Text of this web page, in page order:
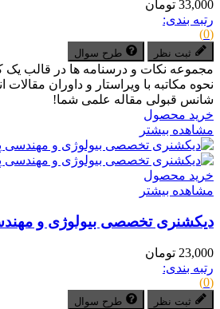
33,000 تومان
رتبه بندی:
(0)
ثبت نظر طرح سوال
نحوه مکاتبه با ویراستار و داوران
شانس قبولی مقاله علمی شما!
خرید محصول
مشاهده بیشتر
خرید محصول
مشاهده بیشتر
دیکشنری تخصصی بیولوژی و
23,000 تومان
رتبه بندی:
(0)
ثبت نظر طرح سوال